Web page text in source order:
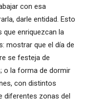
con esa
darle entidad. Esto
enriquezcan la
mostrar que el día de
se festeja de
o la forma de dormir
con distintos
diferentes zonas del